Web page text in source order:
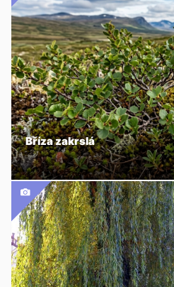
Bříza zakrslá